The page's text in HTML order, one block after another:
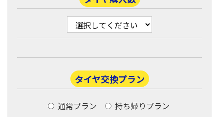
タイヤ交換プラン
通常プラン
持ち帰りプラン